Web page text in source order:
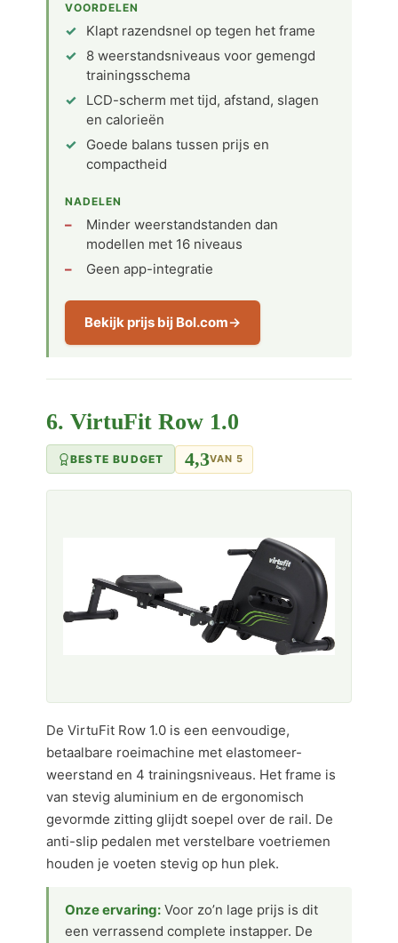
VOORDELEN
Klapt razendsnel op tegen het frame
8 weerstandsniveaus voor gemengd
trainingsschema
LCD-scherm met tijd, afstand, slagen
en calorieën
Goede balans tussen prijs en
compactheid
NADELEN
Minder weerstandstanden dan
modellen met 16 niveaus
Geen app-integratie
Bekijk prijs bij Bol.com
6. VirtuFit Row 1.0
BESTE BUDGET 4,3VAN 5
De VirtuFit Row 1.0 is een eenvoudige,
betaalbare roeimachine met elastomeer-
weerstand en 4 trainingsniveaus. Het frame is
van stevig aluminium en de ergonomisch
gevormde zitting glijdt soepel over de rail. De
anti-slip pedalen met verstelbare voetriemen
houden je voeten stevig op hun plek.
Onze ervaring: Voor zo’n lage prijs is dit
een verrassend complete instapper. De